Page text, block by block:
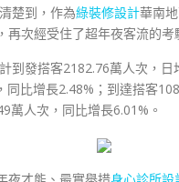
楚到，作為綠裝修設計華南
再次經受住了超年夜客流的考
到發搭客2182.76萬人次，
比增長2.48%；到達搭客
萬人次，同比增長6.01%。